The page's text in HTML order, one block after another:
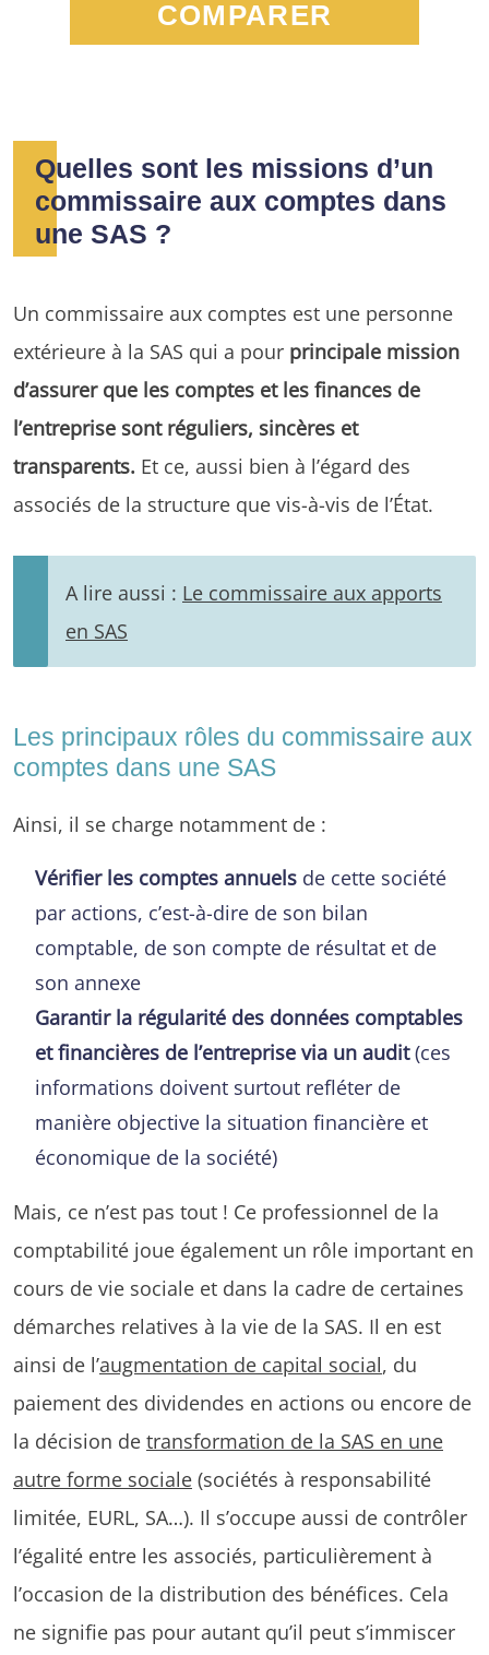
COMPARER
Quelles sont les missions d’un
commissaire aux comptes dans
une SAS ?
Un commissaire aux comptes est une personne
extérieure à la SAS qui a pour principale mission
d’assurer que les comptes et les finances de
l’entreprise sont réguliers, sincères et
transparents. Et ce, aussi bien à l’égard des
associés de la structure que vis-à-vis de l’État.
A lire aussi : Le commissaire aux apports
en SAS
Les principaux rôles du commissaire aux
comptes dans une SAS
Ainsi, il se charge notamment de :
Vérifier les comptes annuels de cette société
par actions, c’est-à-dire de son bilan
comptable, de son compte de résultat et de
son annexe
Garantir la régularité des données comptables
et financières de l’entreprise via un audit(ces
informations doivent surtout refléter de
manière objective la situation financière et
économique de la société)
Mais, ce n’est pas tout ! Ce professionnel de la
comptabilité joue également un rôle important en
cours de vie sociale et dans la cadre de certaines
démarches relatives à la vie de la SAS. Il en est
ainsi de l’augmentation de capital social, du
paiement des dividendes en actions ou encore de
la décision de transformation de la SAS en une
autre forme sociale (sociétés à responsabilité
limitée, EURL, SA…). Il s’occupe aussi de contrôler
l’égalité entre les associés, particulièrement à
l’occasion de la distribution des bénéfices. Cela
ne signifie pas pour autant qu’il peut s’immiscer